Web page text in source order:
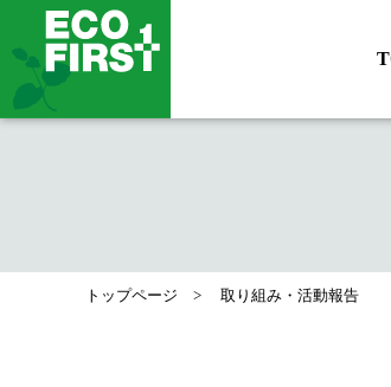
トップページ 取り組み・活動報告